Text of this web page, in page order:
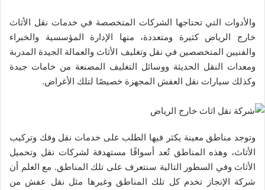
والأدوات التي تحتاجها الشركات المتخصصة في خدمات نقل الأثاث
خارج الرياض كثيرة ومتعددة، منها الإدارة المؤسسية والخبراء
والفنيين المتخصصين في نقل وتغليف الأثاث والعمالة الجيدة المدربة
ومعدات النقل الحديثة ووسائل التغليف المصنعة من خامات جيدة
وكذلك سيارات نقل العفش المجهزة خصيصًا لتلك الأغراض.
وتوجد مناطق معينة يكثر فيها الطلب على خدمات نقل وفك وتركيب
الأثاث، وهذه المناطق تُعد أسواقًا مستهدفة لشركات نقل وتحميل
الأثاث وفي السطور التالية سنتعرف على تلك المناطق. مع العلم أن
شركة الإنجاز تخدم كل تلك المناطق وغيرها مثل نقل عفش من